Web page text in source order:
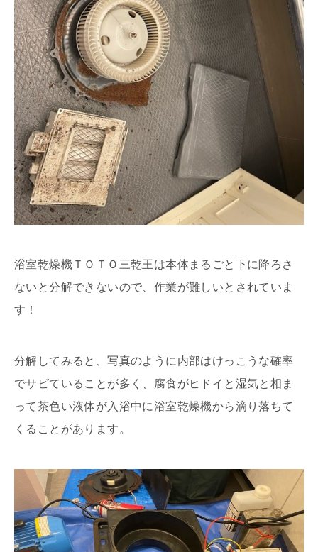
浴室乾燥機ＴＯＴＯ三乾王は本体まるごと下に降ろさ
ないと分解できないので、作業が難しいとされていま
す！
分解してみると、写真のように内部はけっこうな確率
でサビていることが多く、腐食がヒドイと湿気と相ま
って茶色い液体が入浴中に浴室乾燥機から滴り落ちて
くることがあります。